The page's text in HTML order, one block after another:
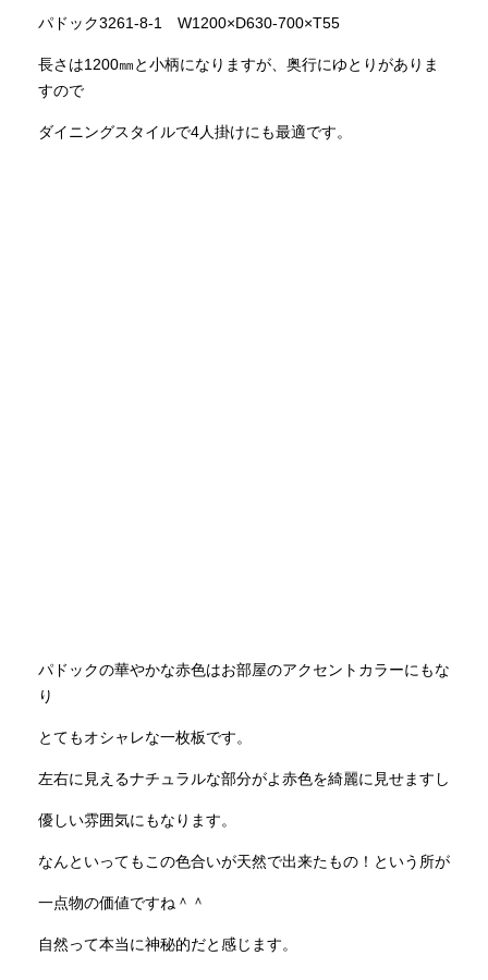
パドック3261-8-1 W1200×D630-700×T55
長さは1200㎜と小柄になりますが、奥行にゆとりがありま
すので
ダイニングスタイルで4人掛けにも最適です。
パドックの華やかな赤色はお部屋のアクセントカラーにもな
り
とてもオシャレな一枚板です。
左右に見えるナチュラルな部分がよ赤色を綺麗に見せますし
優しい雰囲気にもなります。
なんといってもこの色合いが天然で出来たもの！という所が
一点物の価値ですね＾＾
自然って本当に神秘的だと感じます。